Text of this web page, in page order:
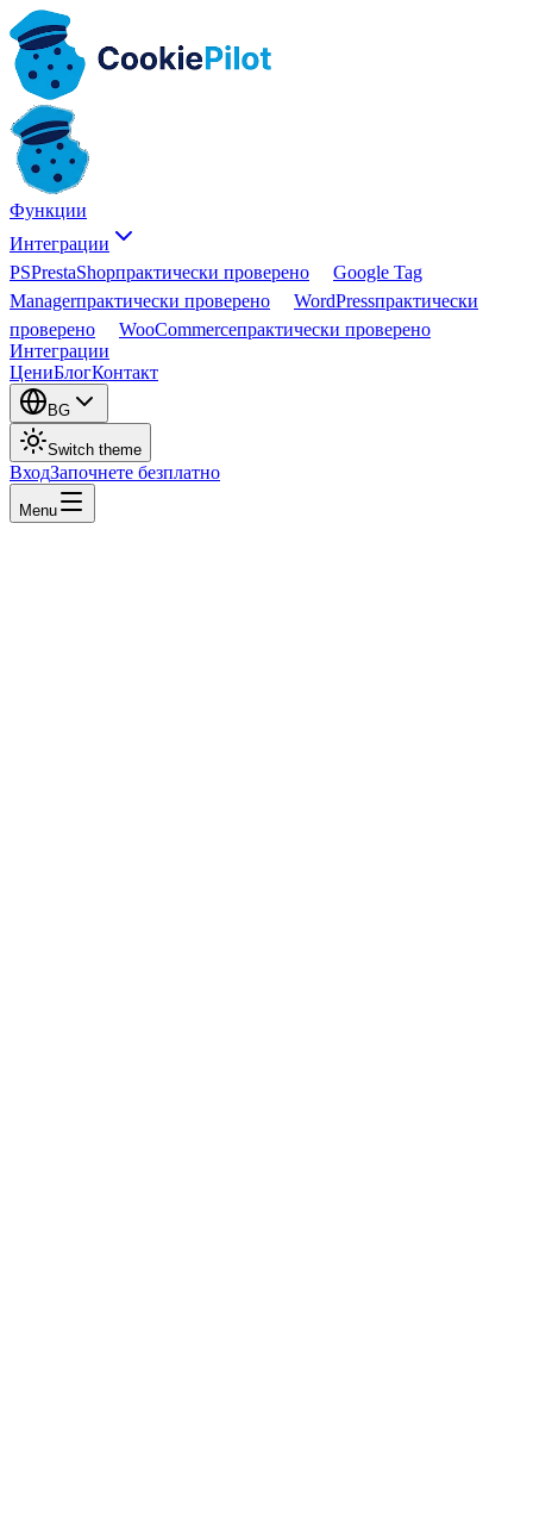
Функции
Интеграции
PSPrestaShopпрактически проверено
Google Tag
Managerпрактически проверено WordPressпрактически
проверено
WooCommerceпрактически проверено
Интеграции
ЦениБлогКонтакт
BG
Switch theme
ВходЗапочнете безплатно
Menu